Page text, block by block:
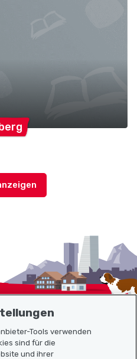
Tools verwenden
sind für die
und ihrer